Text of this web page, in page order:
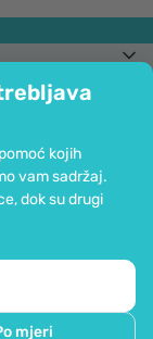
kojih
vam sadržaj.
dok su drugi
mjeri
podataka preko